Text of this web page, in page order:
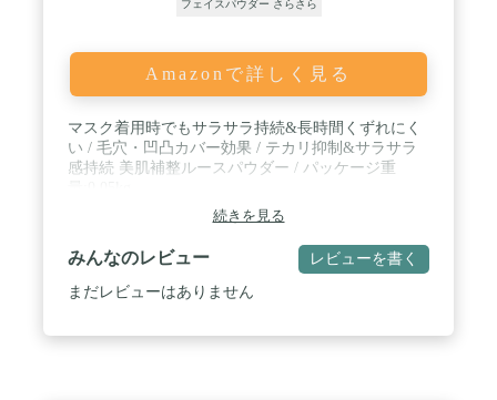
フェイスパウダー さらさら
Amazonで詳しく見る
マスク着用時でもサラサラ持続&長時間くずれにく
い / 毛穴・凹凸カバー効果 / テカリ抑制&サラサラ
感持続 美肌補整ルースパウダー / パッケージ重
続きを見る
みんなのレビュー レビューを書く
まだレビューはありません